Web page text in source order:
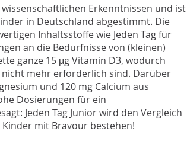
Erkenntnissen und ist
in Deutschland abgestimmt. Die
Inhaltsstoffe wie Jeden Tag für
an die Bedürfnisse von (kleinen)
ganze 15 μg Vitamin D3, wodurch
nicht mehr erforderlich sind. Darüber
und 120 mg Calcium aus
Dosierungen für ein
Jeden Tag Junior wird den Vergleich
mit Bravour bestehen!